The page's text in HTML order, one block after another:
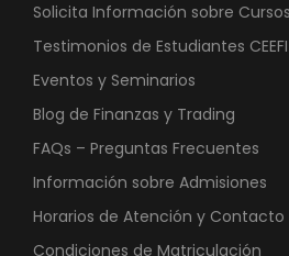
Solicita Información sobre Cursos
Testimonios de Estudiantes CEEFI
Eventos y Seminarios
Blog de Finanzas y Trading
FAQs – Preguntas Frecuentes
Información sobre Admisiones
Horarios de Atención y Contacto
Condiciones de Matriculación